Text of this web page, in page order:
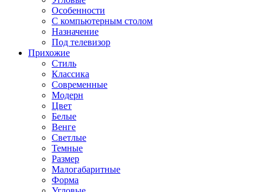
Особенности
С компьютерным столом
Назначение
Под телевизор
Прихожие
Стиль
Классика
Современные
Модерн
Цвет
Белые
Венге
Светлые
Темные
Размер
Малогабаритные
Форма